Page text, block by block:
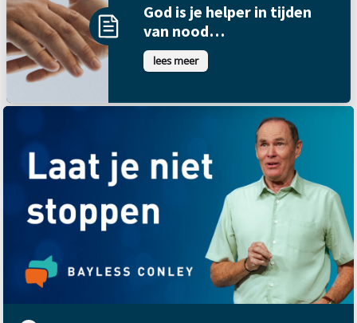
God is je helper in tijden
van nood…
lees meer